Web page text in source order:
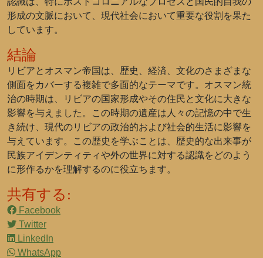
形成の文脈において、現代社会において重要な役割を果た
しています。
結論
リビアとオスマン帝国は、歴史、経済、文化のさまざまな
側面をカバーする複雑で多面的なテーマです。オスマン統
治の時期は、リビアの国家形成やその住民と文化に大きな
影響を与えました。この時期の遺産は人々の記憶の中で生
き続け、現代のリビアの政治的および社会的生活に影響を
与えています。この歴史を学ぶことは、歴史的な出来事が
民族アイデンティティや外の世界に対する認識をどのよう
に形作るかを理解するのに役立ちます。
共有する:
Facebook
Twitter
LinkedIn
WhatsApp